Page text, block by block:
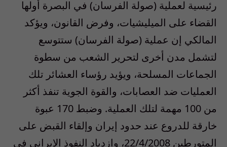
رئيسية لعملية (صولة الفرسان) في البصرة أولها
القضاء على الميليشيات، وفرض القانون، ويؤكد
المالكي إن عملية (صولة الفرسان) ستتوسع
لتشمل مدن أخرى لتحرير الشعب من سطوة
الجماعات المسلحة، ويؤيد رؤساء العشائر تلك
العمليات ضد العصابات، والقوة الجوية تنفذ أكثر
من 100 مهمة لتلك العملية. وضبط 170 عبوة
خارقة للدروع عند حدود إيران وإلقاء القبض على
المتورطين 22/4/2008، وازدياد النفوذ الإيراني في